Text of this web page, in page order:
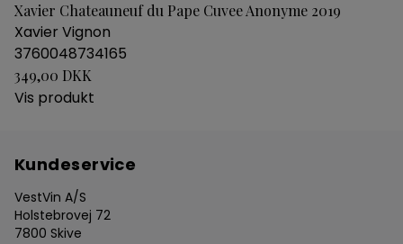
Xavier Chateauneuf du Pape Cuvee Anonyme 2019
Xavier Vignon
3760048734165
349,00 DKK
Vis produkt
Kundeservice
VestVin A/S
Holstebrovej 72
7800 Skive